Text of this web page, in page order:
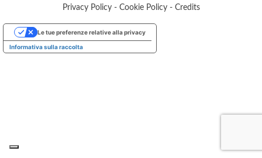
Privacy Policy - Cookie Policy - Credits
Informativa sulla raccolta
Le tue preferenze relative alla privacy